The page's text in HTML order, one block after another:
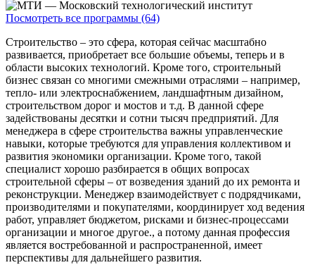
Посмотреть все программы (64)
Строительство – это сфера, которая сейчас масштабно
развивается, приобретает все большие объемы, теперь и в
области высоких технологий. Кроме того, строительный
бизнес связан со многими смежными отраслями – например,
тепло- или электроснабжением, ландшафтным дизайном,
строительством дорог и мостов и т.д. В данной сфере
задействованы десятки и сотни тысяч предприятий. Для
менеджера в сфере строительства важны управленческие
навыки, которые требуются для управления коллективом и
развития экономики организации. Кроме того, такой
специалист хорошо разбирается в общих вопросах
строительной сферы – от возведения зданий до их ремонта и
реконструкции. Менеджер взаимодействует с подрядчиками,
производителями и покупателями, координирует ход ведения
работ, управляет бюджетом, рисками и бизнес-процессами
организации и многое другое., а потому данная профессия
является востребованной и распространенной, имеет
перспективы для дальнейшего развития.